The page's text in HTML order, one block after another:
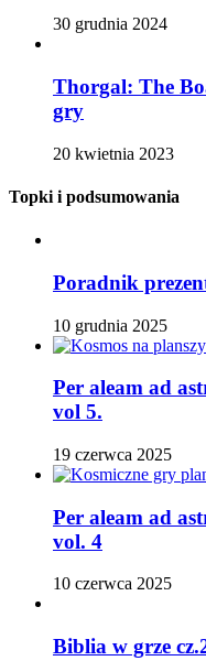
30 grudnia 2024
Thorgal: The
gry
20 kwietnia 2023
Topki i podsumowania
Poradnik
10 grudnia 2025
Per aleam ad
vol 5.
19 czerwca 2025
Per aleam ad
vol. 4
10 czerwca 2025
Biblia w grze